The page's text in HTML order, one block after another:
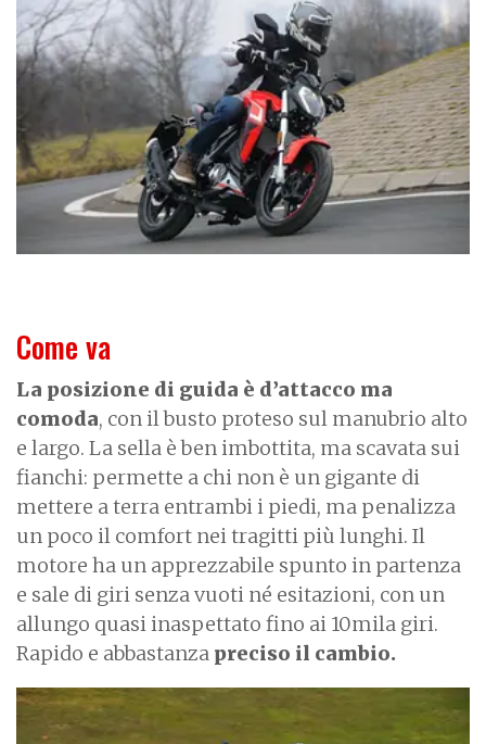
a
g
Come va
La posizione di guida è d’attacco ma
comoda, con il busto proteso sul manubrio alto
e largo. La sella è ben imbottita, ma scavata sui
fianchi: permette a chi non è un gigante di
mettere a terra entrambi i piedi, ma penalizza
un poco il comfort nei tragitti più lunghi. Il
motore ha un apprezzabile spunto in partenza
e sale di giri senza vuoti né esitazioni, con un
allungo quasi inaspettato fino ai 10mila giri.
Rapido e abbastanza preciso il cambio.
I